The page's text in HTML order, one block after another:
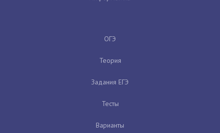
ОГЭ
Теория
Задания ЕГЭ
Тесты
Варианты